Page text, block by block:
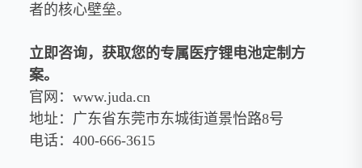
者的核心壁垒。
立即咨询，获取您的专属医疗锂电池定制方
案。
官网：www.juda.cn
地址：广东省东莞市东城街道景怡路8号
电话：400-666-3615